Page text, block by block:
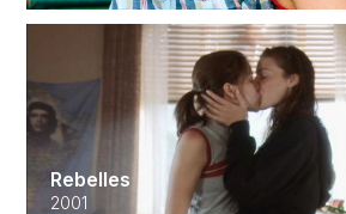
Rebelles
2001